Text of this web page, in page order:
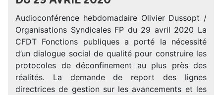
Audioconférence hebdomadaire Olivier Dussopt /
Organisations Syndicales FP du 29 avril 2020 La
CFDT Fonctions publiques a porté la nécessité
d’un dialogue social de qualité pour construire les
protocoles de déconfinement au plus près des
réalités. La demande de report des lignes
directrices de gestion sur les avancements et les